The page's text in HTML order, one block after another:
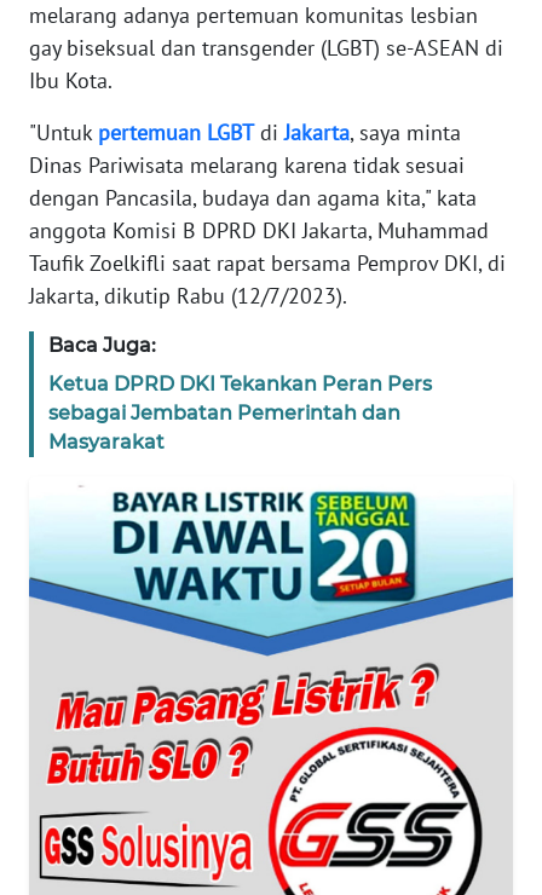
melarang adanya pertemuan komunitas lesbian
gay biseksual dan transgender (LGBT) se-ASEAN di
Ibu Kota.
"Untuk pertemuan LGBTdiJakarta, saya minta
Dinas Pariwisata melarang karena tidak sesuai
dengan Pancasila, budaya dan agama kita," kata
anggota Komisi B DPRD DKI Jakarta, Muhammad
Taufik Zoelkifli saat rapat bersama Pemprov DKI, di
Jakarta, dikutip Rabu (12/7/2023).
Baca Juga:
Ketua DPRD DKI Tekankan Peran Pers
sebagai Jembatan Pemerintah dan
Masyarakat
PEDOMAN
MEDIA
SIBER
REDAKSI
KARIR
DISCLAIMER
WN
SUMUT
WN
WN
BANTEN
WN
NTT
WN